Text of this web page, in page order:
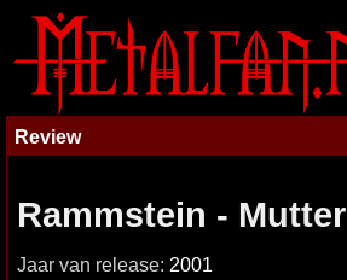
Review
Rammstein - Mutter
Jaar van release: 2001